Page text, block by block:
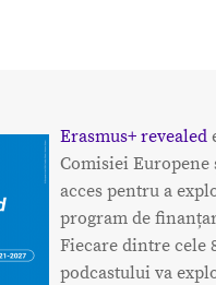
Erasmus+ revealed
Comisiei Europene
acces pentru a
program de
Fiecare dintre cele
podcastului va